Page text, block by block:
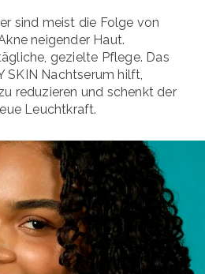
sind meist die Folge von
neigender Haut.
gezielte Pflege. Das
SKIN Nachtserum hilft,
reduzieren und schenkt der
Leuchtkraft.